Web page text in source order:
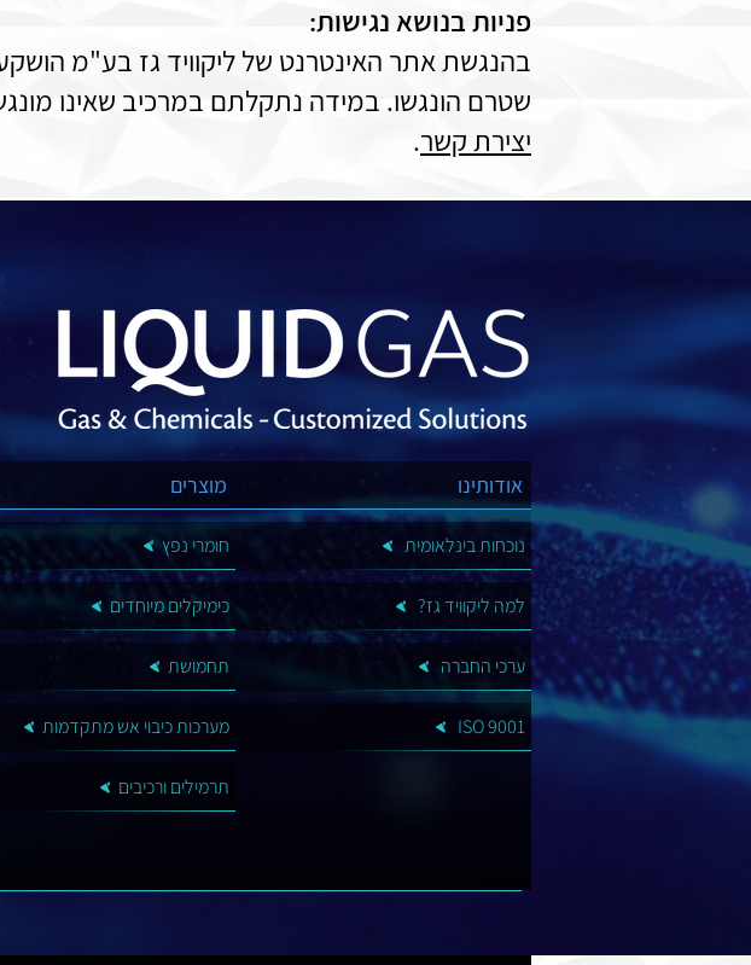
פניות בנושא נגישות:
בהנגשת אתר האינטרנט של ליקוויד גז בע"מ
שטרם הונגשו. במידה נתקלתם במרכיב שאינו
יצירת קשר.
מוצרים
חומרי נפץ
כימיקלים מיוחדים
תחמושת
מערכות כיבוי אש מתקדמות
תרמילים ורכיבים
אודותינו
נוכחות בינלאומית
למה ליקוויד גז?
ערכי החברה
ISO 9001